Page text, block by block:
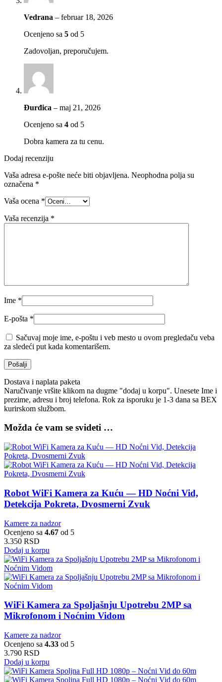
Vedrana – februar 18, 2026
Ocenjeno sa 5 od 5
Zadovoljan, preporučujem.
Đurđica – maj 21, 2026
Ocenjeno sa 4 od 5
Dobra kamera za tu cenu.
Dodaj recenziju
Vaša adresa e-pošte neće biti objavljena. Neophodna polja su
označena *
Vaša ocena *
Vaša recenzija *
Ime *
E-pošta *
Sačuvaj moje ime, e-poštu i veb mesto u ovom pregledaču veba
za sledeći put kada komentarišem.
Dostava i naplata paketa
Naručivanje vršite klikom na dugme "dodaj u korpu". Unesete Ime i
prezime, adresu i broj telefona. Rok za isporuku je 1-3 dana sa BEX
kurirskom službom.
Možda će vam se svideti …
Robot WiFi Kamera za Kuću — HD Noćni Vid,
Detekcija Pokreta, Dvosmerni Zvuk
Kamere za nadzor
Ocenjeno sa 4.67 od 5
3.350 RSD
Dodaj u korpu
WiFi Kamera za Spoljašnju Upotrebu 2MP sa
Mikrofonom i Noćnim Vidom
Kamere za nadzor
Ocenjeno sa 4.33 od 5
3.790 RSD
Dodaj u korpu